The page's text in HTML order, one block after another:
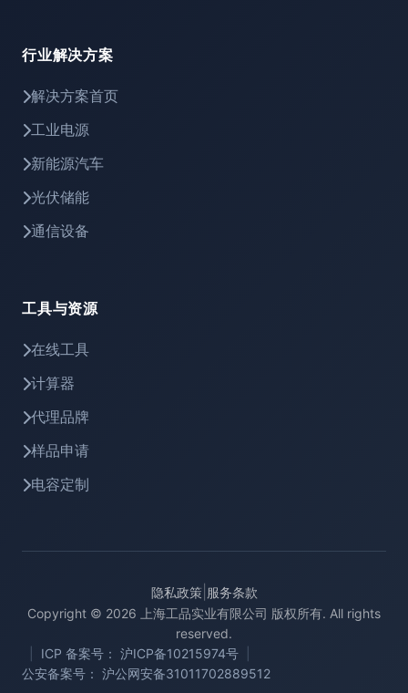
行业解决方案
解决方案首页
工业电源
新能源汽车
光伏储能
通信设备
工具与资源
在线工具
计算器
代理品牌
样品申请
电容定制
隐私政策| 服务条款
Copyright © 2026 上海工品实业有限公司 版权所有. All rights
reserved.
ICP 备案号： 沪ICP备10215974号
公安备案号： 沪公网安备31011702889512